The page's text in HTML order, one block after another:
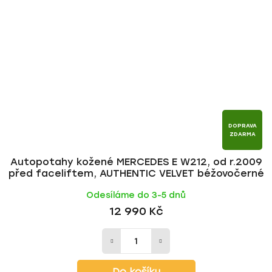
DOPRAVA
ZDARMA
Autopotahy kožené MERCEDES E W212, od r.2009
před faceliftem, AUTHENTIC VELVET béžovočerné
Odesíláme do 3-5 dnů
12 990 Kč